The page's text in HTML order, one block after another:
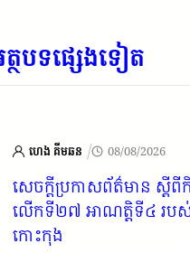
ថបទផ្សេងទៀត
ហេង គីមឆន / 08/08/2026
សេចក្តីប្រកាសព័ត៌មាន ស្តីពី
លើកទី២៧ អាណត្តិទី៤ របស់ក្
កោះកុង